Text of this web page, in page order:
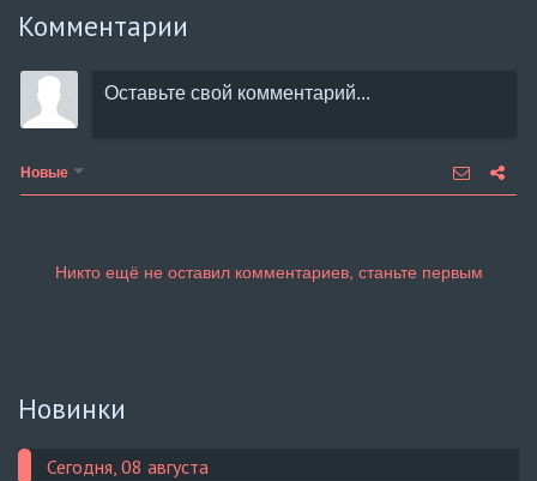
Комментарии
Новые
Новинки
Сегодня, 08 августа